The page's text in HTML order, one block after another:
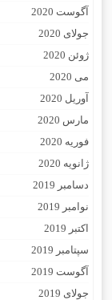
آگوست 2020
جولای 2020
ژوئن 2020
می 2020
آوریل 2020
مارس 2020
فوریه 2020
ژانویه 2020
دسامبر 2019
نوامبر 2019
اکتبر 2019
سپتامبر 2019
آگوست 2019
جولای 2019